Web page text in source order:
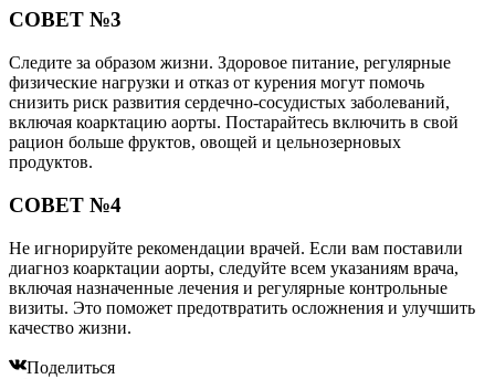
СОВЕТ №3
Следите за образом жизни. Здоровое питание, регулярные
физические нагрузки и отказ от курения могут помочь
снизить риск развития сердечно-сосудистых заболеваний,
включая коарктацию аорты. Постарайтесь включить в свой
рацион больше фруктов, овощей и цельнозерновых
продуктов.
СОВЕТ №4
Не игнорируйте рекомендации врачей. Если вам поставили
диагноз коарктации аорты, следуйте всем указаниям врача,
включая назначенные лечения и регулярные контрольные
визиты. Это поможет предотвратить осложнения и улучшить
качество жизни.
Поделиться